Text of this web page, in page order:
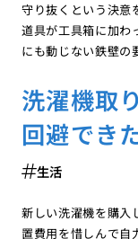
守り抜くという決意
道具が工具箱に加わ
にも動じない鉄壁の
洗濯機取
回避でき
生活
新しい洗濯機を購入
置費用を惜しんで自